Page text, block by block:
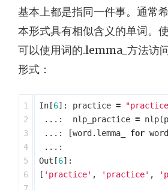
基本上都是指同一件事。通常
本形式具有相似含义的单词。
可以使用词的.lemma_方法访
形式：
1
2
3
4
5
6
In[6]: practice =
...:
nlp_practice = nlp(
...:
[word. lemma_ for word
...:
Out [6]:
[ 'practice' , 'practice' ,